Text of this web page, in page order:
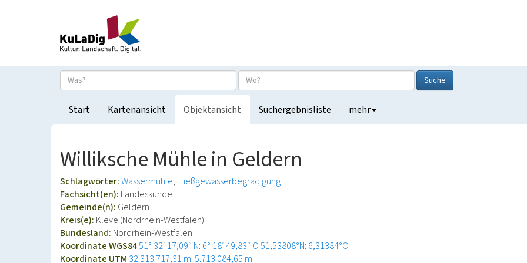
Suche
Start Kartenansicht Objektansicht Suchergebnisliste mehr
Williksche Mühle in Geldern
Schlagwörter:Wassermühle Fließgewässerbegradigung
Fachsicht(en): Landeskunde
Gemeinde(n): Geldern
Kreis(e): Kleve (Nordrhein-Westfalen)
Bundesland: Nordrhein-Westfalen
Koordinate WGS8451° 32′ 17,09″ N: 6° 18′ 49,83″ O51,53808°N: 6,31384°O
Koordinate UTM 32.313.717,31 m: 5.713.084,65 m